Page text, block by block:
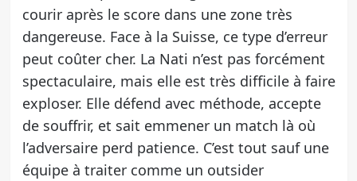
courir après le score dans une zone très
dangereuse. Face à la Suisse, ce type d’erreur
peut coûter cher. La Nati n’est pas forcément
spectaculaire, mais elle est très difficile à faire
exploser. Elle défend avec méthode, accepte
de souffrir, et sait emmener un match là où
l’adversaire perd patience. C’est tout sauf une
équipe à traiter comme un outsider